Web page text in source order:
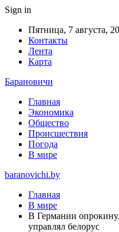
Sign in
Пятница, 7 августа,
Контакты
Лента
Карта
Барановичи
Главная
Экономика
Общество
Происшествия
Погода
В мире
baranovichi.by
Главная
В мире
В Германии
управлял белорус